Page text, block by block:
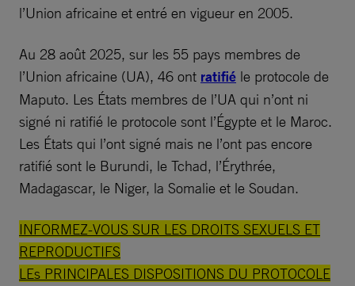
l’Union africaine et entré en vigueur en 2005.
Au 28 août 2025, sur les 55 pays membres de
l’Union africaine (UA), 46 ont ratifié le protocole de
Maputo. Les États membres de l’UA qui n’ont ni
signé ni ratifié le protocole sont l’Égypte et le Maroc.
Les États qui l’ont signé mais ne l’ont pas encore
ratifié sont le Burundi, le Tchad, l’Érythrée,
Madagascar, le Niger, la Somalie et le Soudan.
INFORMEZ-VOUS SUR LES DROITS SEXUELS ET
REPRODUCTIFS
LEs PRINCIPALES DISPOSITIONS DU PROTOCOLE